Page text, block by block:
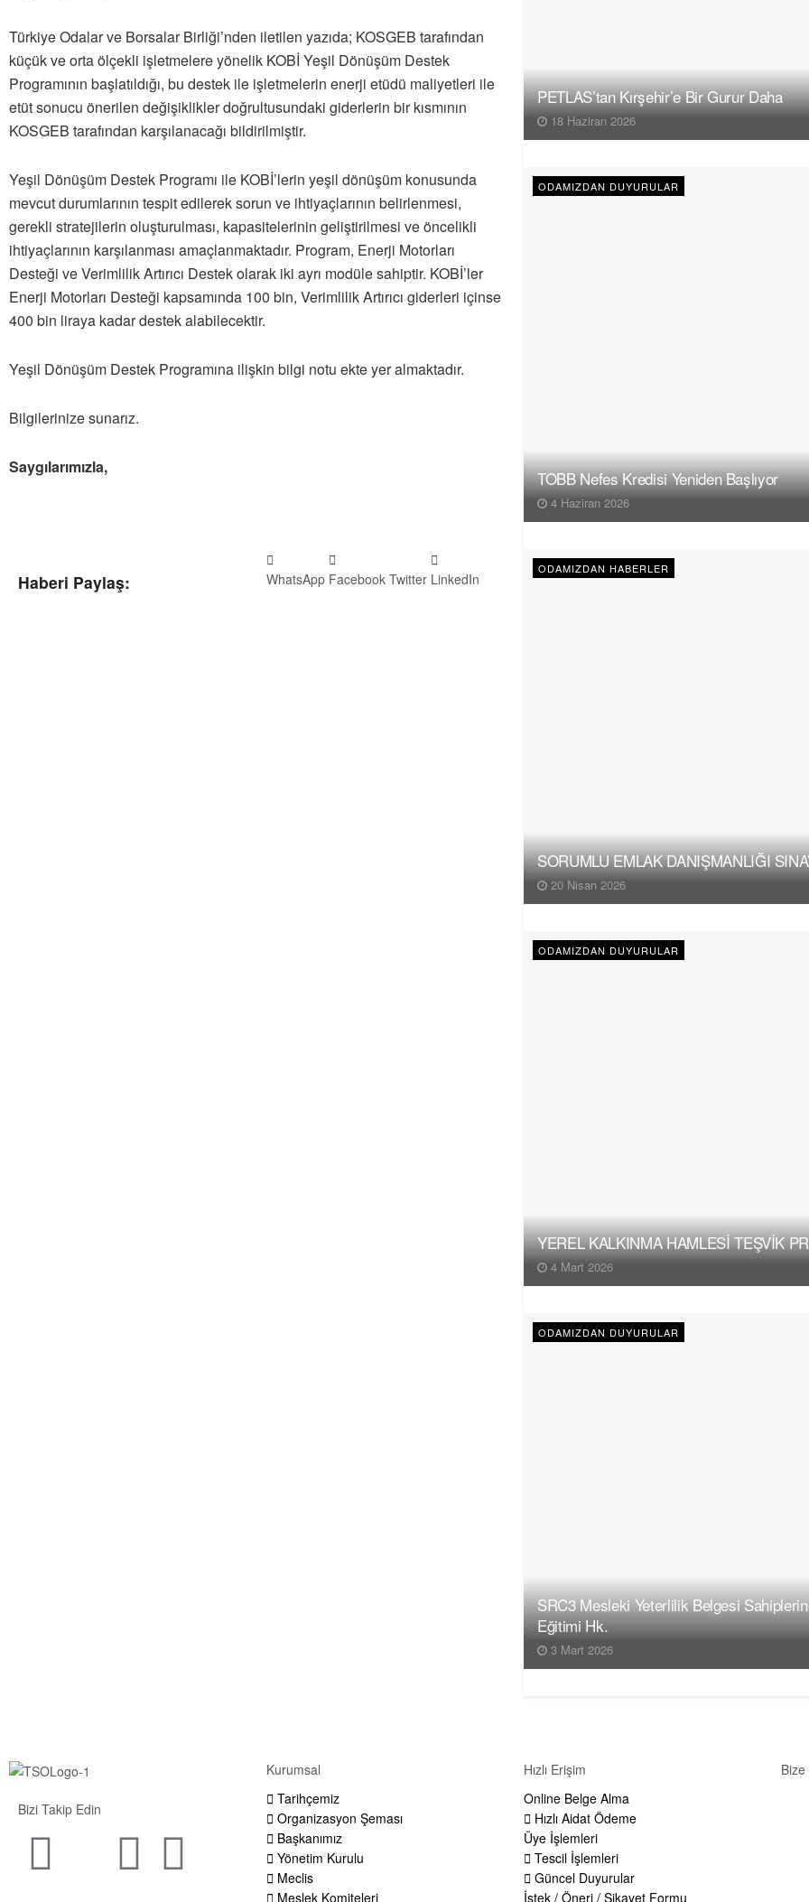
Türkiye Odalar ve Borsalar Birliği’nden iletilen yazıda; KOSGEB tarafından
küçük ve orta ölçekli işletmelere yönelik KOBİ Yeşil Dönüşüm Destek
Programının başlatıldığı, bu destek ile işletmelerin enerji etüdü maliyetleri ile
etüt sonucu önerilen değişiklikler doğrultusundaki giderlerin bir kısmının
KOSGEB tarafından karşılanacağı bildirilmiştir.
Yeşil Dönüşüm Destek Programı ile KOBİ’lerin yeşil dönüşüm konusunda
mevcut durumlarının tespit edilerek sorun ve ihtiyaçlarının belirlenmesi,
gerekli stratejilerin oluşturulması, kapasitelerinin geliştirilmesi ve öncelikli
ihtiyaçlarının karşılanması amaçlanmaktadır. Program, Enerji Motorları
Desteği ve Verimlilik Artırıcı Destek olarak iki ayrı modüle sahiptir. KOBİ’ler
Enerji Motorları Desteği kapsamında 100 bin, Verimlilik Artırıcı giderleri içinse
400 bin liraya kadar destek alabilecektir.
Yeşil Dönüşüm Destek Programına ilişkin bilgi notu ekte yer almaktadır.
Bilgilerinize sunarız.
Saygılarımızla,
Haberi Paylaş: WhatsApp Facebook Twitter LinkedIn
PETLAS’tan Kırşehir’e Bir Gurur Daha
18 Haziran 2026
ODAMIZDAN DUYURULAR
TOBB Nefes Kredisi Yeniden Başlıyor
4 Haziran 2026
ODAMIZDAN HABERLER
SORUMLU EMLAK DANIŞMANLIĞI
20 Nisan 2026
ODAMIZDAN DUYURULAR
YEREL KALKINMA HAMLESİ TEŞVİK
4 Mart 2026
ODAMIZDAN DUYURULAR
SRC3 Mesleki Yeterlilik Belgesi
Eğitimi Hk.
3 Mart 2026
Bizi Takip Edin
Kurumsal
Tarihçemiz
Organizasyon Şeması
Başkanımız
Yönetim Kurulu
Meclis
Meslek Komiteleri
Hızlı Erişim
Online Belge Alma
Hızlı Aidat Ödeme
Üye İşlemleri
Tescil İşlemleri
Güncel Duyurular
İstek / Öneri / Şikayet Formu
Bize